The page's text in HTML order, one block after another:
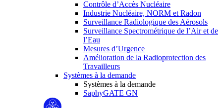
Contrôle d’Accès Nucléaire
Industrie Nucléaire, NORM et Radon
Surveillance Radiologique des Aérosols
Surveillance Spectrométrique de l’Air et de
l’Eau
Mesures d’Urgence
Amélioration de la Radioprotection des
Travailleurs
Systèmes à la demande
Systèmes à la demande
SaphyGATE GN